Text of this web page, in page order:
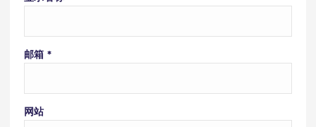
邮箱 *
网站